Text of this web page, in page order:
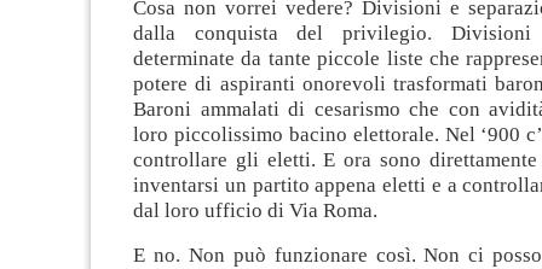
Cosa non vorrei vedere? Divisioni e
dalla conquista del privilegio. Divisioni
determinate da tante piccole liste che
potere di aspiranti onorevoli trasformati
Baroni ammalati di cesarismo che con
loro piccolissimo bacino elettorale. Nel ‘900
controllare gli eletti. E ora sono
inventarsi un partito appena eletti e a
dal loro ufficio di Via Roma.
E no. Non può funzionare così. Non ci